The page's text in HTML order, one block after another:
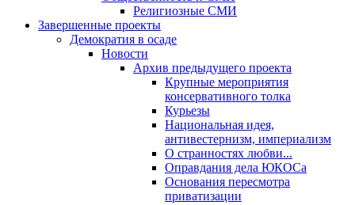
Религиозные СМИ
Завершенные проекты
Демократия в осаде
Новости
Архив предыдущего проекта
Крупные мероприятия
консервативного толка
Курьезы
Национальная идея,
антивестернизм, империализм
О странностях любви...
Оправдания дела ЮКОСа
Основания пересмотра
приватизации